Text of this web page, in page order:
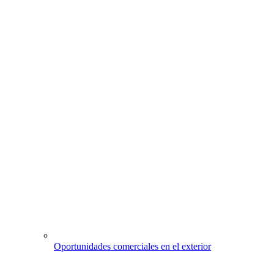
Oportunidades comerciales en el exterior